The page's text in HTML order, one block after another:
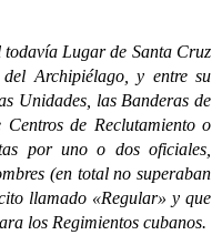
Lugar de Santa Cruz
Archipiélago, y entre su
Unidades, las Banderas de
de Reclutamiento o
por uno o dos oficiales,
(en total no superaban
llamado «Regular» y que
los Regimientos cubanos.